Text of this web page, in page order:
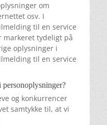
om
osv. I
til en service
markeret tydeligt på
oplysninger i
til en service
og konkurrencer
samtykke til, at vi